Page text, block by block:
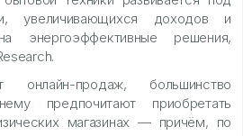
увеличивающихся доходов и
энергоэффективные решения,
продаж, большинство
предпочитают приобретать
магазинах — причём, по